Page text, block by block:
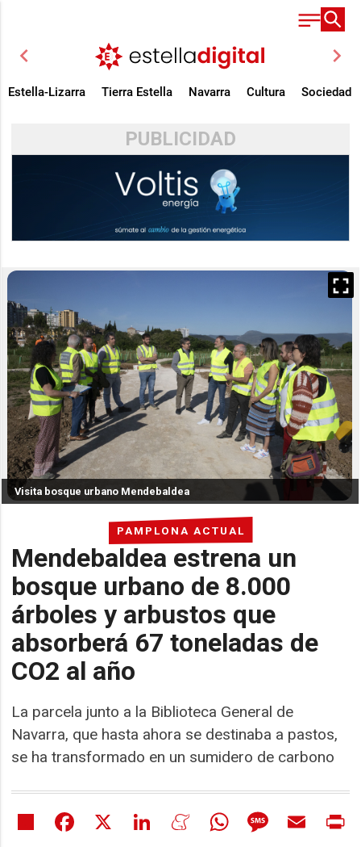
chevron_left chevron_right
Estella-Lizarra Tierra Estella Navarra Cultura Sociedad
PUBLICIDAD
PAMPLONA ACTUAL
Mendebaldea estrena un
bosque urbano de 8.000
árboles y arbustos que
absorberá 67 toneladas de
CO2 al año
La parcela junto a la Biblioteca General de
Navarra, que hasta ahora se destinaba a pastos,
se ha transformado en un sumidero de carbono
Visita bosque urbano Mendebaldea
Share Facebook LinkedIn MeneameWhatsAppMessageEmail